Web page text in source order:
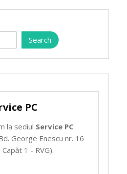
Search
PC
la sediul Service PC
George Enescu nr. 16
1 - RVG).